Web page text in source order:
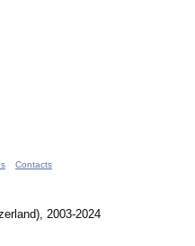
Contacts
2003-2024